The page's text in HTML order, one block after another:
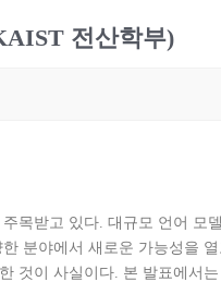
전산학부)
목받고 있다. 대규모 언어 모
분야에서 새로운 가능성을
것이 사실이다. 본 발표에서